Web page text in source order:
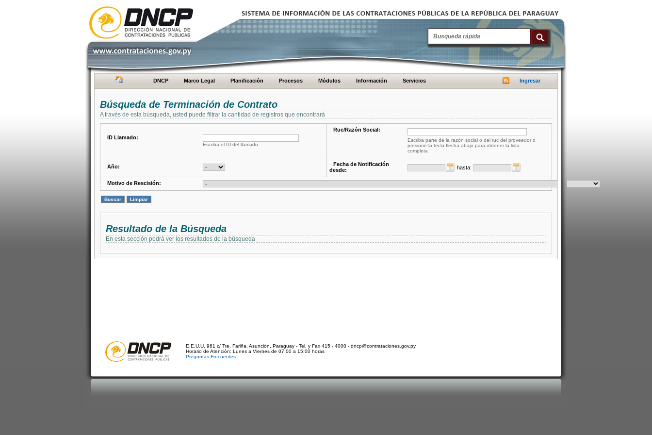
DNCP Marco Legal Planificación Procesos Módulos Información Servicios Ingresar
Búsqueda de Terminación de Contrato
A través de esta búsqueda, usted puede filtrar la cantidad de registros que encontrará
ID Llamado:
Escriba el ID del llamado
Ruc/Razón Social:
Escriba parte de la razón social o del ruc del proveedor o
presione la tecla flecha abajo para obtener la lista
completa
Año:
Fecha de Notificación
desde:
hasta:
Motivo de Rescisión:
Resultado de la Búsqueda
En esta sección podrá ver los resultados de la búsqueda
E.E.U.U. 961 c/ Tte. Fariña. Asunción, Paraguay - Tel. y Fax 415 - 4000 - dncp@contrataciones.gov.py
Horario de Atención: Lunes a Viernes de 07:00 a 15:00 horas
Preguntas Frecuentes